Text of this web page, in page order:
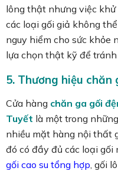
lông thật nhưng việc khử
các loại gối giả không
nguy hiểm cho sức khỏe
lựa chọn thật kỹ để
5. Thương hiệu
Cửa hàng chăn ga gối
Tuyết là một trong
nhiều mặt hàng nội thất
đó có đầy đủ các loại gối
gối cao su tổng hợp , gối